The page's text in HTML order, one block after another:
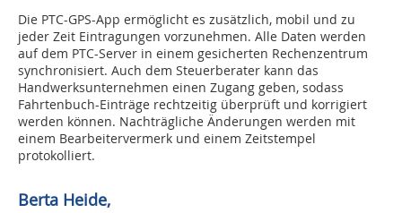
Die PTC-GPS-App ermöglicht es zusätzlich, mobil und zu
jeder Zeit Eintragungen vorzunehmen. Alle Daten werden
auf dem PTC-Server in einem gesicherten Rechenzentrum
synchronisiert. Auch dem Steuerberater kann das
Handwerksunternehmen einen Zugang geben, sodass
Fahrtenbuch-Einträge rechtzeitig überprüft und korrigiert
werden können. Nachträgliche Änderungen werden mit
einem Bearbeitervermerk und einem Zeitstempel
protokolliert.
Berta Heide,